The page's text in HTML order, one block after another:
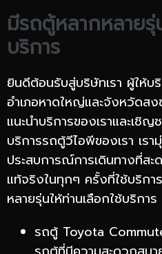
มีรถตู้หลากหลายรุ่
บริการ
ยินดีต้อนรับสู่บริษัทเรา ผู้ให้
อำเภอหาดใหญ่และจังหวัดสง
แนะนำบริการของเราและเชิ
บริการรถตู้วีไอพีของเรา เรา
ประสบการณ์การเดินทางที่ส
แท้จริงในทุกๆ ครั้งที่ใช้บริกา
หลายรุ่นให้ท่านเลือกใช้บริการ
รถตู้ Toyota